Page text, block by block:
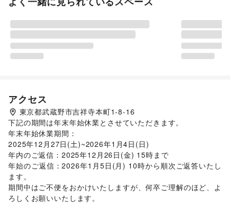
アクセス
東京都武蔵野市吉祥寺本町1-8-16
下記の期間は年末年始休業とさせていただきます。
年末年始休業期間：
2025年12月27日(土)~2026年1月4日(日)
年内のご返信：2025年12月26日(金) 15時まで
年始のご返信：2026年1月5日(月) 10時から順次ご返答いたし
ます。
期間中はご不便をおかけいたしますが、何卒ご理解のほど、よ
ろしくお願いいたします。